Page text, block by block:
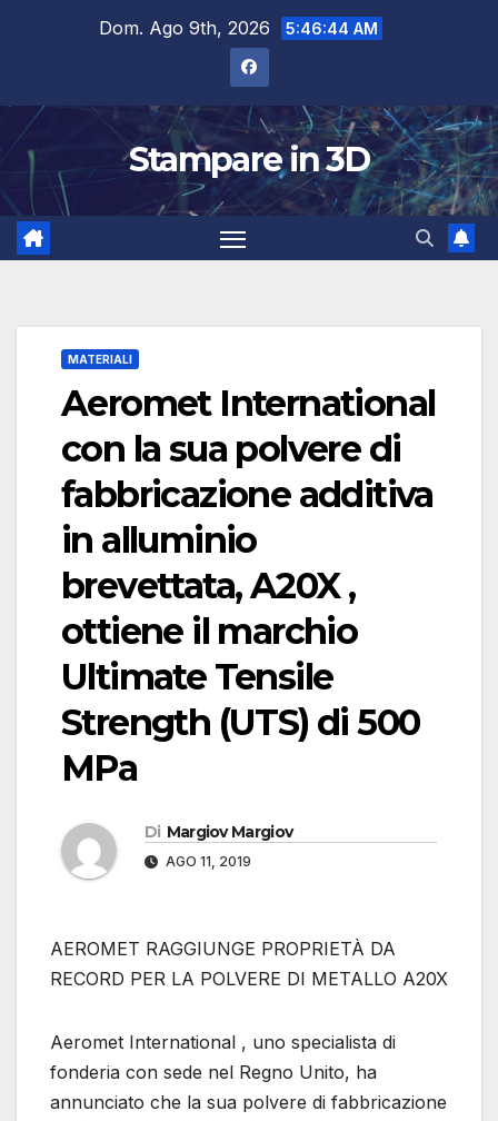
Dom. Ago 9th, 2026 5:46:45 AM
Stampare in 3D
MATERIALI
Aeromet International
con la sua polvere di
fabbricazione additiva
in alluminio
brevettata, A20X ,
ottiene il marchio
Ultimate Tensile
Strength (UTS) di 500
MPa
Di Margiov Margiov
AGO 11, 2019
AEROMET RAGGIUNGE PROPRIETÀ DA
RECORD PER LA POLVERE DI METALLO A20X
Aeromet International , uno specialista di
fonderia con sede nel Regno Unito, ha
annunciato che la sua polvere di fabbricazione